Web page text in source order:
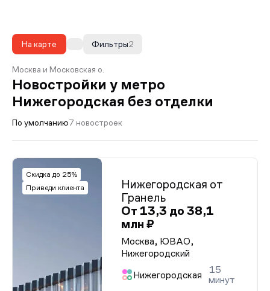
На карте 2
Фильтры
Москва и Московская о.
Новостройки у метро
Нижегородская без отделки
По умолчанию7 новостроек
Скидка до 25%
Приведи клиента
Нижегородская от
Гранель
От 13,3 до 38,1
млн ₽
Москва, ЮВАО,
Нижегородский
Нижегородская
15
минут